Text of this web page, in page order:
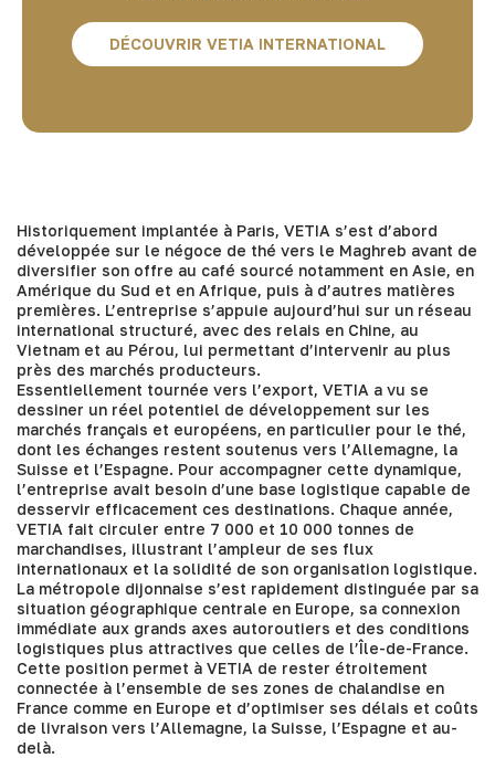
DÉCOUVRIR VETIA INTERNATIONAL
Historiquement implantée à Paris, VETIA s’est d’abord
développée sur le négoce de thé vers le Maghreb avant de
diversifier son offre au café sourcé notamment en Asie, en
Amérique du Sud et en Afrique, puis à d’autres matières
premières. L’entreprise s’appuie aujourd’hui sur un réseau
international structuré, avec des relais en Chine, au
Vietnam et au Pérou, lui permettant d’intervenir au plus
près des marchés producteurs.
Essentiellement tournée vers l’export, VETIA a vu se
dessiner un réel potentiel de développement sur les
marchés français et européens, en particulier pour le thé,
dont les échanges restent soutenus vers l’Allemagne, la
Suisse et l’Espagne. Pour accompagner cette dynamique,
l’entreprise avait besoin d’une base logistique capable de
desservir efficacement ces destinations. Chaque année,
VETIA fait circuler entre 7 000 et 10 000 tonnes de
marchandises, illustrant l’ampleur de ses flux
internationaux et la solidité de son organisation logistique.
La métropole dijonnaise s’est rapidement distinguée par sa
situation géographique centrale en Europe, sa connexion
immédiate aux grands axes autoroutiers et des conditions
logistiques plus attractives que celles de l’Île-de-France.
Cette position permet à VETIA de rester étroitement
connectée à l’ensemble de ses zones de chalandise en
France comme en Europe et d’optimiser ses délais et coûts
de livraison vers l’Allemagne, la Suisse, l’Espagne et au-
delà.